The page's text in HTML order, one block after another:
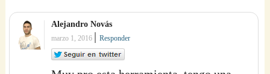
Alejandro Novás
marzo 1, 2016 |Responder